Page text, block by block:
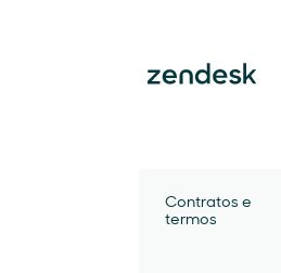
Contratos e
termos